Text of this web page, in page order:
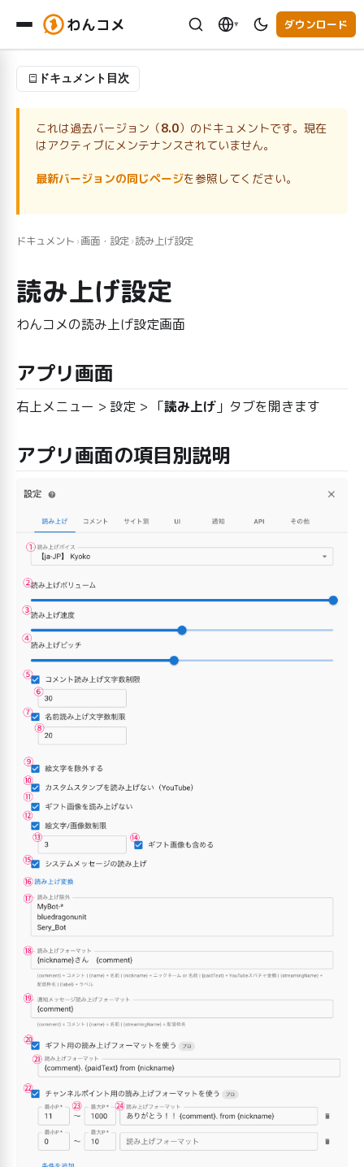
わんコメ ▾ ダウンロード
ドキュメント目次
これは過去バージョン（8.0）のドキュメントです。現在
はアクティブにメンテナンスされていません。
最新バージョンの同じページを参照してください。
ドキュメント › 画面・設定 › 読み上げ設定
読み上げ設定
わんコメの読み上げ設定画面
アプリ画面
右上メニュー > 設定 > 「読み上げ 」タブを開きます
アプリ画面の項目別説明